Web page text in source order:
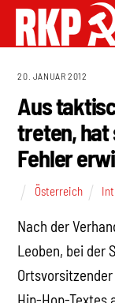
20. JANUAR 2012
Aus
treten, hat
Fehler
Österreich
Nach der
Leoben, bei der